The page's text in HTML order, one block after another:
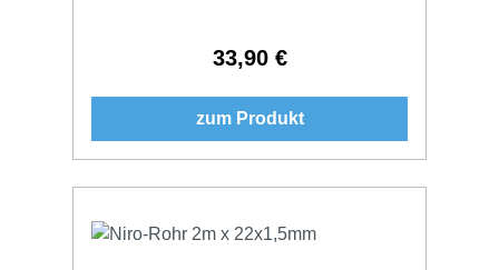
Regulärer Preis:
33,90 €
zum Produkt